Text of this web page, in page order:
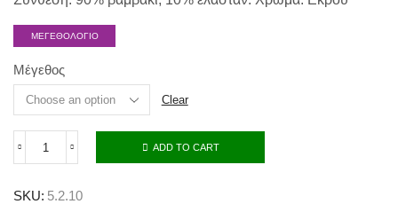
ΜΕΓΕΘΟΛΟΓΙΟ
Μέγεθος
Clear
ADD TO CART
SKU: 5.2.10